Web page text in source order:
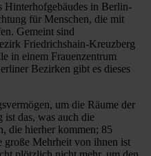
Hinterhofgebäudes in Berlin-
für Menschen, die mit
Gemeint sind
Friedrichshain-Kreuzberg
in einem Frauenzentrum
Bezirken gibt es dieses
um die Räume der
das, was auch die
die hierher kommen; 85
große Mehrheit von ihnen ist